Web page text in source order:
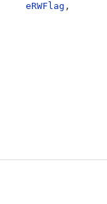
eRWFlag ,